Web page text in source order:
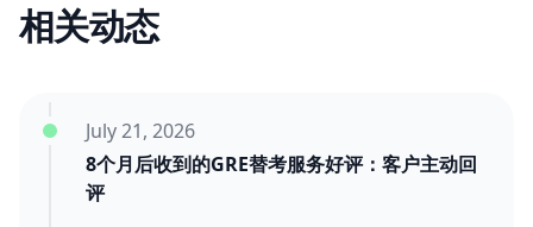
相关动态
8个月后收到的GRE替考服务好评：客户主动回
评
July 21, 2026